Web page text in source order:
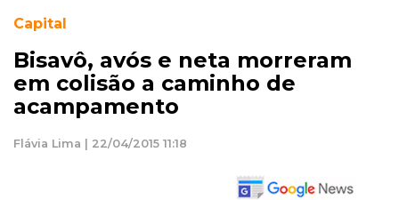
Capital
Bisavô, avós e neta morreram
em colisão a caminho de
acampamento
Flávia Lima | 22/04/2015 11:18